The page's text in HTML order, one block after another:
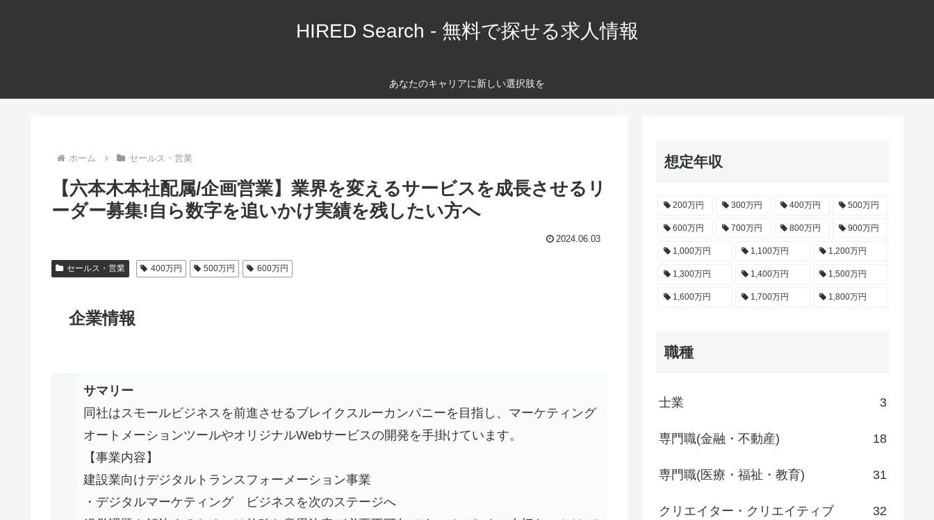
HIRED Search - 無料で探せる求人情報
あなたのキャリアに新しい選択肢を
ホーム セールス・営業
【六本木本社配属/企画営業】業界を変えるサービスを成長させるリ
ーダー募集!自ら数字を追いかけ実績を残したい方へ
2024.06.03
セールス・営業 400万円 500万円 600万円
企業情報
サマリー
同社はスモールビジネスを前進させるブレイクスルーカンパニーを目指し、マーケティング
オートメーションツールやオリジナルWebサービスの開発を手掛けています。
【事業内容】
建設業向けデジタルトランスフォーメーション事業
・デジタルマーケティング ビジネスを次のステージへ
想定年収
200万円 300万円 400万円 500万円
600万円 700万円 800万円 900万円
1,000万円 1,100万円 1,200万円
1,300万円 1,400万円 1,500万円
1,600万円 1,700万円 1,800万円
職種
士業 3
専門職(金融・不動産) 18
専門職(医療・福祉・教育) 31
クリエイター・クリエイティブ 32